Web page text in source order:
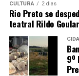
CULTURA 2 dias
Rio Preto se
teatral Rildo
9º